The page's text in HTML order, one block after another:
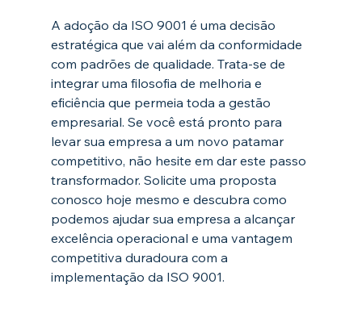
A adoção da ISO 9001 é uma decisão
estratégica que vai além da conformidade
com padrões de qualidade. Trata-se de
integrar uma filosofia de melhoria e
eficiência que permeia toda a gestão
empresarial. Se você está pronto para
levar sua empresa a um novo patamar
competitivo, não hesite em dar este passo
transformador. Solicite uma proposta
conosco hoje mesmo e descubra como
podemos ajudar sua empresa a alcançar
excelência operacional e uma vantagem
competitiva duradoura com a
implementação da ISO 9001.